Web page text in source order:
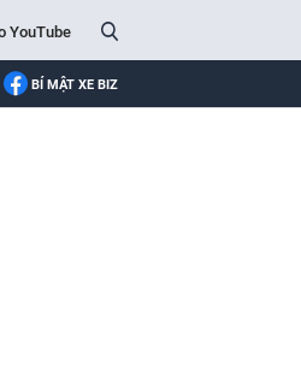
YouTube
BÍ MẬT XE BIZ